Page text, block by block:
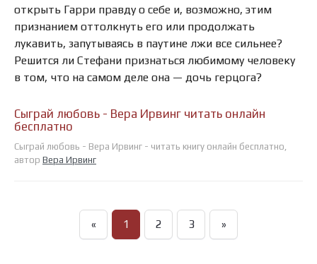
открыть Гарри правду о себе и, возможно, этим
признанием оттолкнуть его или продолжать
лукавить, запутываясь в паутине лжи все сильнее?
Решится ли Стефани признаться любимому человеку
в том, что на самом деле она — дочь герцога?
Сыграй любовь - Вера Ирвинг читать онлайн
бесплатно
Сыграй любовь - Вера Ирвинг - читать книгу онлайн бесплатно,
автор Вера Ирвинг
« 1 2 3 »